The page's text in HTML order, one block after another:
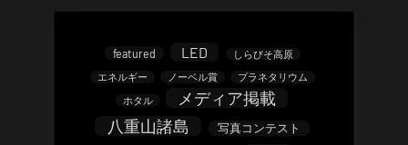
featured LED
しらびそ高原
エネルギー
ノーベル賞
プラネタリウム
ホタル
メディア掲載
八重山諸島
写真コンテスト